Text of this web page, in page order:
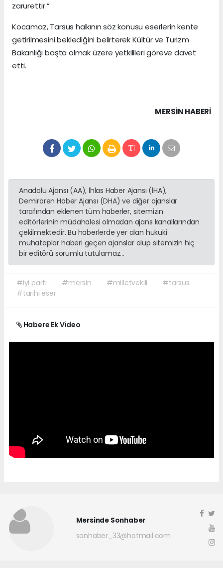
zarurettir.”
Kocamaz, Tarsus halkının söz konusu eserlerin kente
getirilmesini beklediğini belirterek Kültür ve Turizm
Bakanlığı başta olmak üzere yetkilileri göreve davet
etti.
MERSIN HABERİ
Anadolu Ajansı (AA), İhlas Haber Ajansı (İHA),
Demirören Haber Ajansı (DHA) ve diğer ajanslar
tarafından eklenen tüm haberler, sitemizin
editörlerinin müdahalesi olmadan ajans kanallarından
çekilmektedir. Bu haberlerde yer alan hukuki
muhataplar haberi geçen ajanslar olup sitemizin hiç
bir editörü sorumlu tutulamaz...
#iyi parti #mersin #milletvekili
#tarsus
#tarihi eser
Habere Ek Video
Mersinde Sonhaber
sonhaber_33@hotmail.com